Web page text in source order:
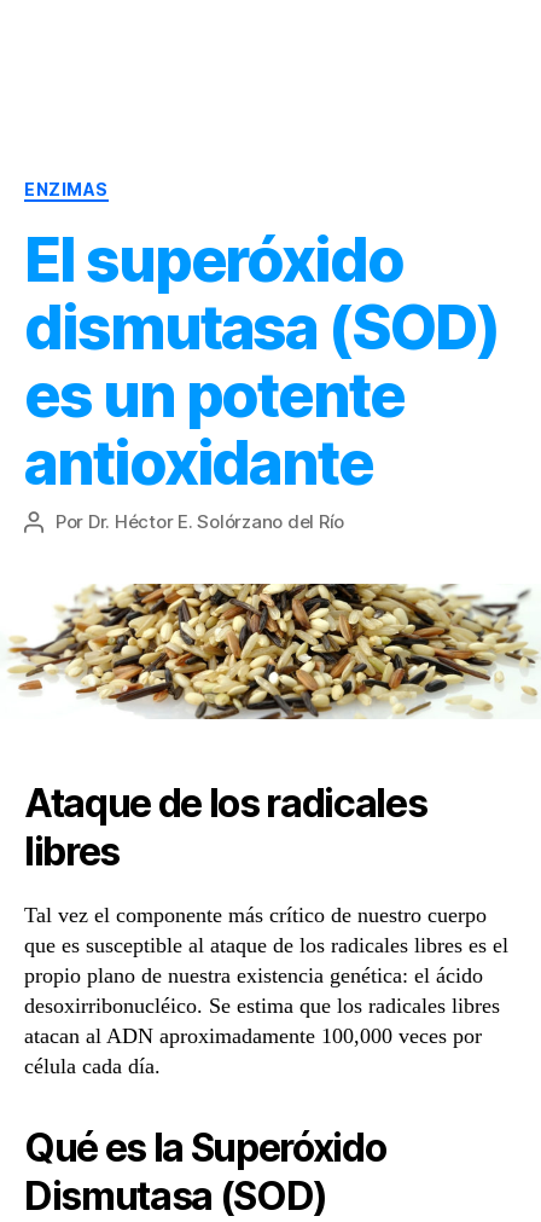
Terapia
Nutricional
Salud
y
Nutrición
ENZIMAS
El superóxido
dismutasa (SOD)
es un potente
antioxidante
Autor
entrada
Por Dr. Héctor E. Solórzano del Río
Ataque de los radicales
libres
Tal vez el componente más crítico de nuestro cuerpo
que es susceptible al ataque de los radicales libres es el
propio plano de nuestra existencia genética: el ácido
desoxirribonucléico. Se estima que los radicales libres
atacan al ADN aproximadamente 100,000 veces por
célula cada día.
Qué es la Superóxido
Dismutasa (SOD)